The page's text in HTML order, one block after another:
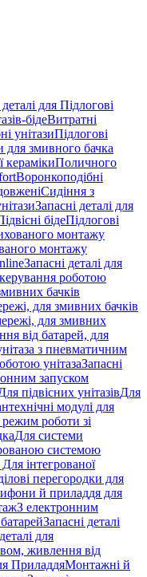
для Підлогові
бідеВитратні
унітазиПідлогові
для змивного бачка
керамікиПоличного
Воронкоподібні
Сидіння з
Запасні деталі для
бідеПідлогові
монтажу
монтажу
Запасні деталі для
роботою
бачків
для змивних бачків
для змивних
від батарей, для
з пневматичним
унітазаЗапасні
запуском
підвісних унітазівДля
модулі для
режим роботи зі
Для системи
системою
інтегрованої
перегородки для
й приладдя для
З електронним
Запасні деталі
для
живлення від
ПриладдяМонтажні й